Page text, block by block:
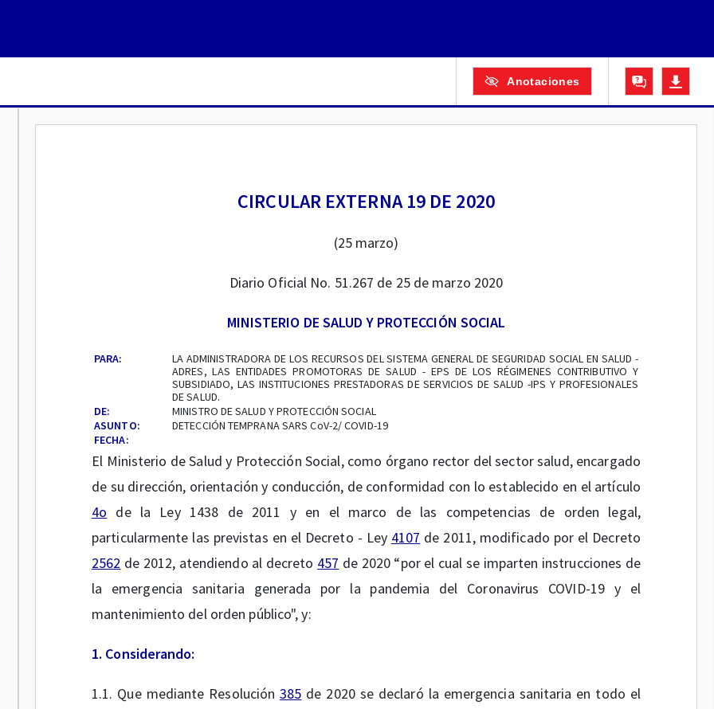
Anotaciones
CIRCULAR EXTERNA 19 DE 2020
(25 marzo)
Diario Oficial No. 51.267 de 25 de marzo 2020
MINISTERIO DE SALUD Y PROTECCIÓN SOCIAL
PARA:
LA ADMINISTRADORA DE LOS RECURSOS DEL SISTEMA GENERAL DE SEGURIDAD SOCIAL EN SALUD -
ADRES, LAS ENTIDADES PROMOTORAS DE SALUD - EPS DE LOS RÉGIMENES CONTRIBUTIVO Y
SUBSIDIADO, LAS INSTITUCIONES PRESTADORAS DE SERVICIOS DE SALUD -IPS Y PROFESIONALES
DE SALUD.
DE:
MINISTRO DE SALUD Y PROTECCIÓN SOCIAL
ASUNTO:
DETECCIÓN TEMPRANA SARS CoV-2/ COVID-19
FECHA:
El Ministerio de Salud y Protección Social, como órgano rector del sector salud, encargado
de su dirección, orientación y conducción, de conformidad con lo establecido en el artículo
4o de la Ley 1438 de 2011 y en el marco de las competencias de orden legal,
particularmente las previstas en el Decreto - Ley 4107 de 2011, modificado por el Decreto
2562 de 2012, atendiendo al decreto 457 de 2020 “por el cual se imparten instrucciones de
la emergencia sanitaria generada por la pandemia del Coronavirus COVID-19 y el
mantenimiento del orden público", y:
1. Considerando:
1.1. Que mediante Resolución385 de 2020 se declaró la emergencia sanitaria en todo el